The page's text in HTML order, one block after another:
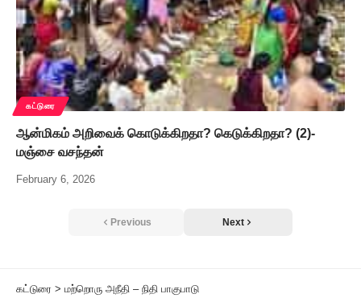
கட்டுரை
ஆன்மிகம் அறிவைக் கொடுக்கிறதா? கெடுக்கிறதா? (2)-
மஞ்சை வசந்தன்
February 6, 2026
Previous Next
கட்டுரை > மற்றொரு அநீதி – நிதி பாகுபாடு